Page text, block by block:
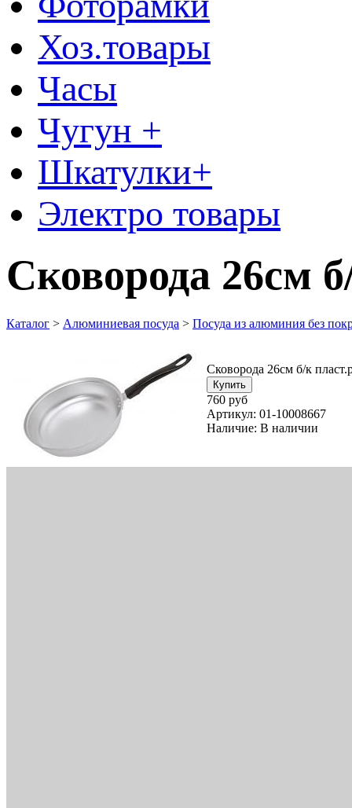
Хоз.товары
Часы
Чугун +
Шкатулки+
Электро товары
Сковорода 26см
Каталог > Алюминиевая посуда > Посуда из алюминия без
Сковорода 26см б/к
760 руб
Артикул: 01-10008667
Наличие: В наличии